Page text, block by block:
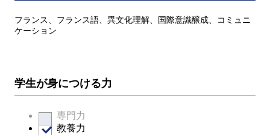
フランス、フランス語、異文化理解、国際意識醸成、コミュニ
ケーション
学生が身につける力
専門力
教養力